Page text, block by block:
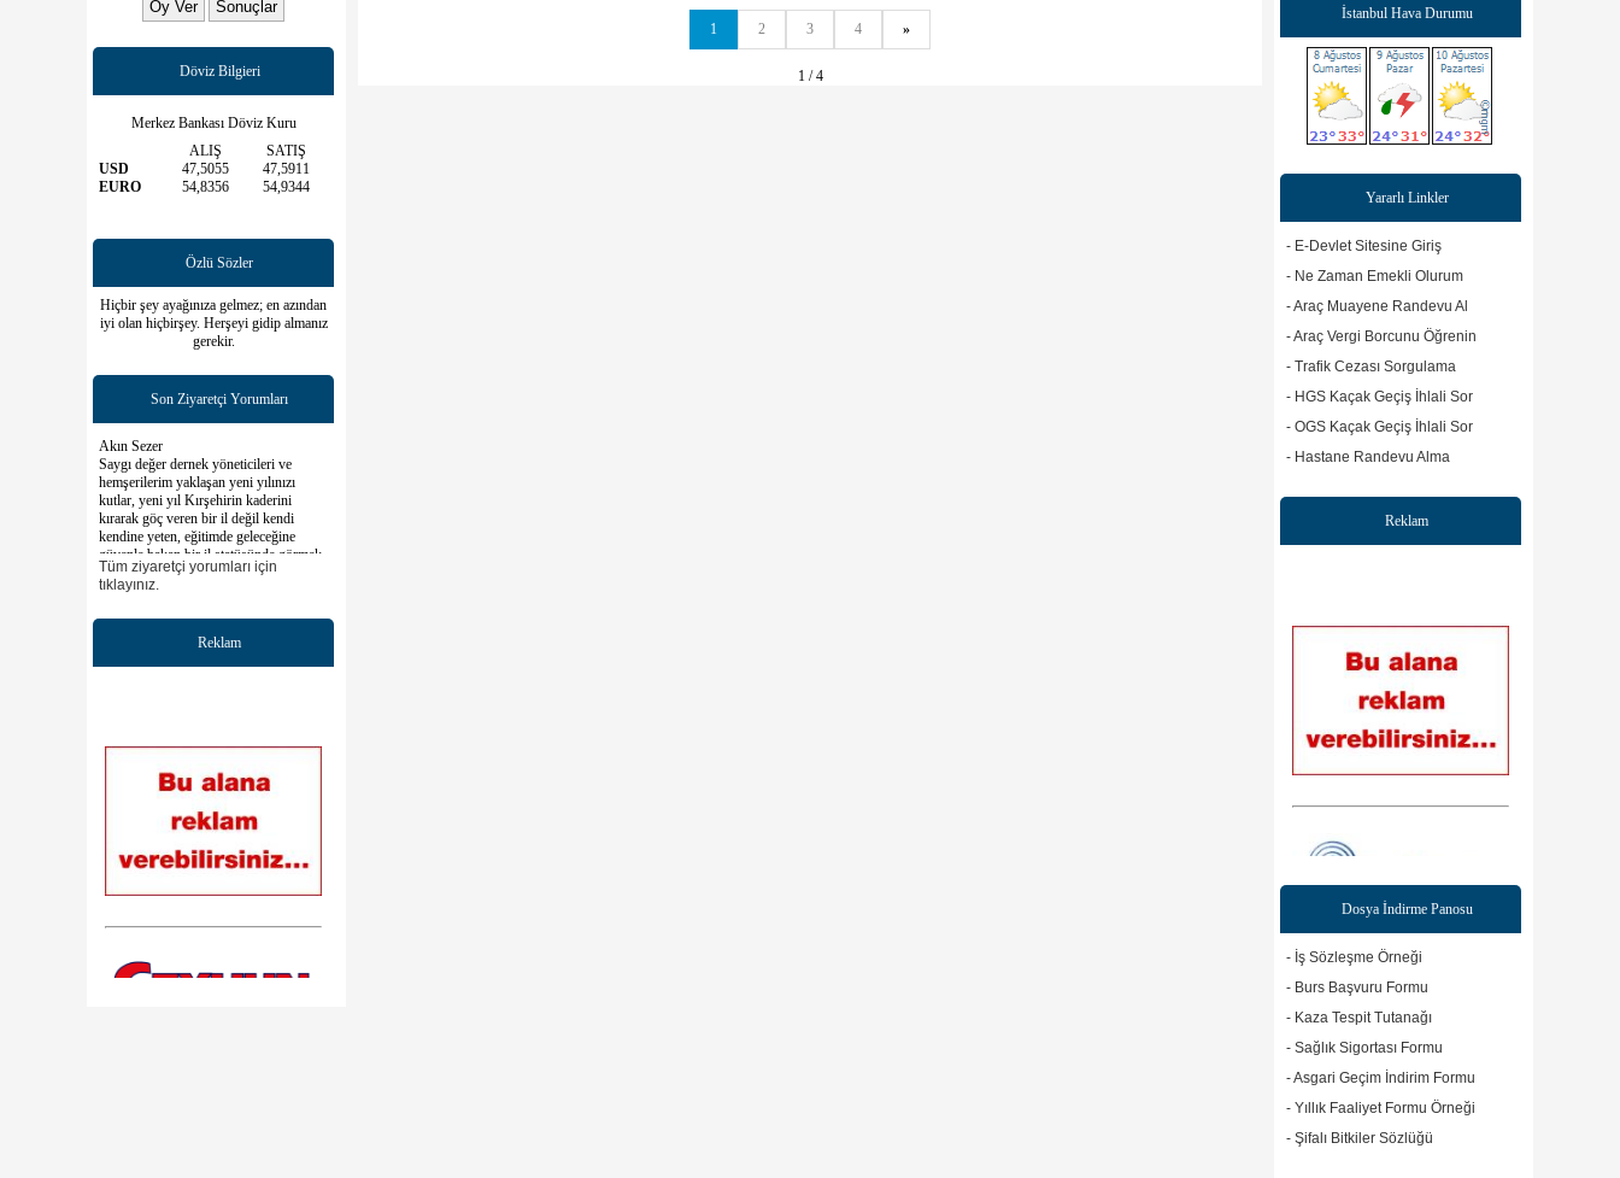
Döviz Bilgieri
Merkez Bankası Döviz Kuru
ALIŞ
SATIŞ
USD
47,5055
47,5911
EURO
54,8356 54,9344
Özlü Sözler
Hiçbir şey ayağınıza gelmez; en azından
iyi olan hiçbirşey. Herşeyi gidip almanız
gerekir.
Son Ziyaretçi Yorumları
Saygı değer dernek yöneticileri ve
hemşerilerim yaklaşan yeni yılınızı
kutlar, yeni yıl Kırşehirin kaderini
kırarak göç veren bir il değil kendi
kendine yeten, eğitimde geleceğine
güvenle bakan bir il statüsünde görmek
dileğiyle tüm Kırşehirlilerin yeni
yıllarını kutlar saygılar sunarım
Ersoy Gezer
Sayın başkanım ve değerli üyeler
çalışmalarınızda başarılar dilerim bir
kırşehirli sanatçınız olarak yanınızda
herkese çok teşekkür ederim.
Tüm ziyaretçi yorumları için
tıklayınız.
Reklam
1 2 3 4 »
1 / 4
Mert Birinci evlenecektir tüm
hemşerilerimizi düğüne bekleriz.
İstanbul Hava Durumu
Yararlı Linkler
- E-Devlet Sitesine Giriş
- Ne Zaman Emekli Olurum
- Araç Muayene Randevu Al
- Araç Vergi Borcunu Öğrenin
- Trafik Cezası Sorgulama
- HGS Kaçak Geçiş İhlali Sor
- OGS Kaçak Geçiş İhlali Sor
- Hastane Randevu Alma
Reklam
Web sitesine git
Dosya İndirme Panosu
- İş Sözleşme Örneği
- Burs Başvuru Formu
- Kaza Tespit Tutanağı
- Sağlık Sigortası Formu
- Asgari Geçim İndirim Formu
- Yıllık Faaliyet Formu Örneği
- Şifalı Bitkiler Sözlüğü